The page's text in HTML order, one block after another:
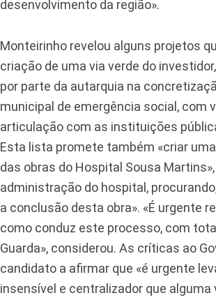
desenvolvimento da região».
Monteirinho revelou alguns projetos
criação de uma via verde do
por parte da autarquia na
municipal de emergência social, com
articulação com as instituições
Esta lista promete também «criar
das obras do Hospital Sousa
administração do hospital,
a conclusão desta obra». «É urgente
como conduz este processo, com
Guarda», considerou. As críticas ao
candidato a afirmar que «é urgente
insensível e centralizador que